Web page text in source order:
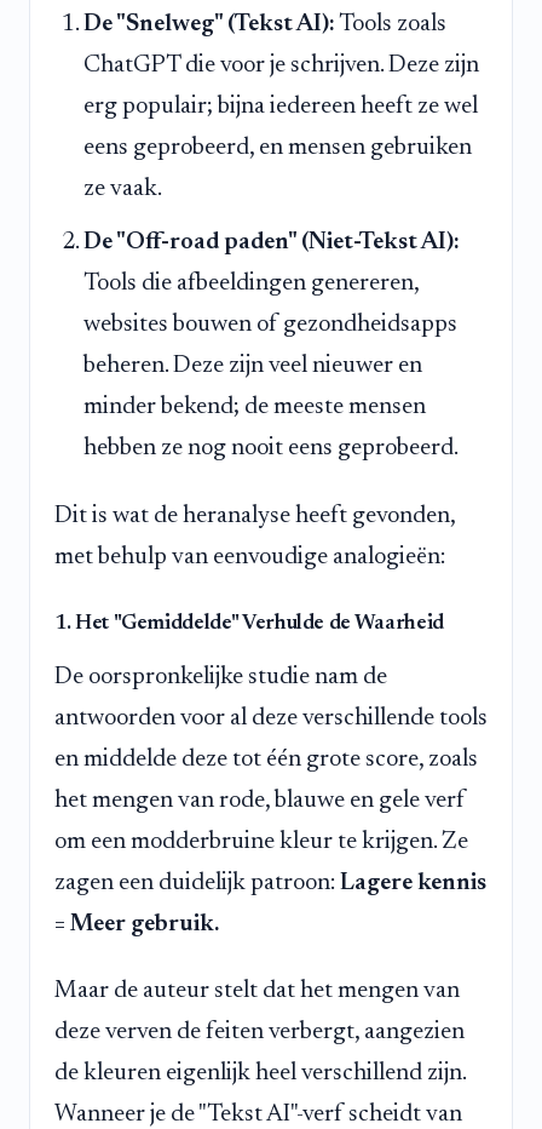
De "Snelweg" (Tekst AI): Tools zoals
ChatGPT die voor je schrijven. Deze zijn
erg populair; bijna iedereen heeft ze wel
eens geprobeerd, en mensen gebruiken
ze vaak.
De "Off-road paden" (Niet-Tekst AI):
Tools die afbeeldingen genereren,
websites bouwen of gezondheidsapps
beheren. Deze zijn veel nieuwer en
minder bekend; de meeste mensen
hebben ze nog nooit eens geprobeerd.
Dit is wat de heranalyse heeft gevonden,
met behulp van eenvoudige analogieën:
1. Het "Gemiddelde" Verhulde de Waarheid
De oorspronkelijke studie nam de
antwoorden voor al deze verschillende tools
en middelde deze tot één grote score, zoals
het mengen van rode, blauwe en gele verf
om een modderbruine kleur te krijgen. Ze
zagen een duidelijk patroon: Lagere kennis
= Meer gebruik.
Maar de auteur stelt dat het mengen van
deze verven de feiten verbergt, aangezien
de kleuren eigenlijk heel verschillend zijn.
Wanneer je de "Tekst AI"-verf scheidt van